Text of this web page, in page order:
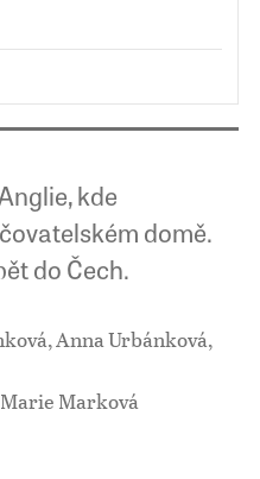
kde
domě.
do Čech.
Anna Urbánková,
Marková